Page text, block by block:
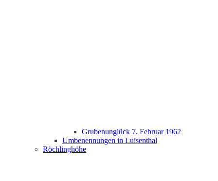
Grubenunglück 7. Februar 1962
Umbenennungen in Luisenthal
Röchlinghöhe